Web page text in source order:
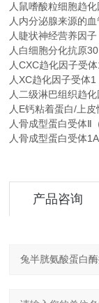
人鼠嗜酸粒细胞趋
人内分泌腺来源的
人睫状神经营养因
人白细胞分化抗原
人CXC趋化因子受
人XC趋化因子受体
人二级淋巴组织趋
人E钙粘着蛋白/上
人骨成型蛋白受体Ⅱ
人骨成型蛋白受体
产品咨询